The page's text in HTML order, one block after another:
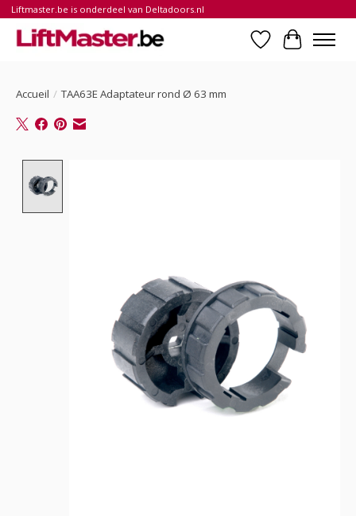
Liftmaster.be is onderdeel van Deltadoors.nl
Liste dePanier
Accueil / TAA63E Adaptateur rond Ø 63 mm